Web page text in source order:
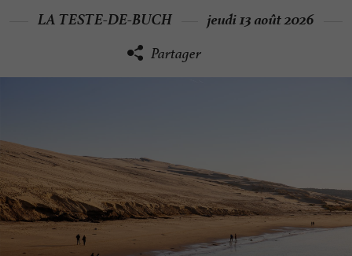
LA TESTE-DE-BUCH jeudi 13 août 2026
Partager